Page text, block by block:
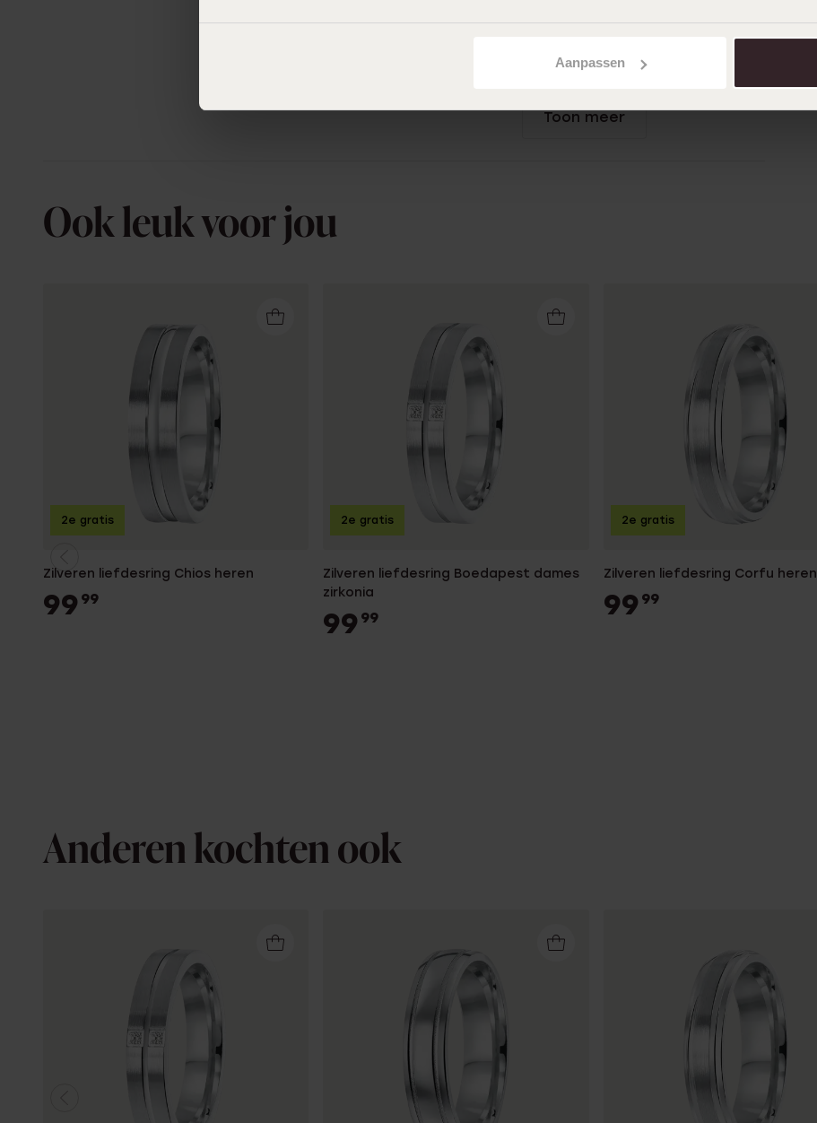
Aanpassen
02-03-2024 - Agnes M.
Toon meer
Ook leuk voor jou
Zilveren liefdesring Chios heren
99 99
2e gratis
Zilveren liefdesring Boedapest dames
zirkonia
99 99
2e gratis
Zilveren liefdesring Corfu heren
99 99
2e gratis
Anderen kochten ook